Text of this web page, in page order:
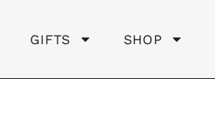
GIFTS SHOP